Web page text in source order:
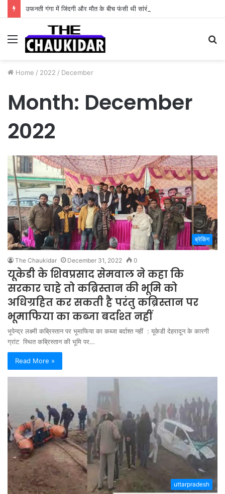
Menu
Home / 2022 / December
Month: December
2022
ब्रेकिंग
The Chaukidar December 31, 2022 0
यूकेडी के शिवप्रसाद सेमवाल ने कहा कि
सरकार चाहे तो कब्रिस्तान की भूमि को
अधिग्रहित कर सकती है परंतु कब्रिस्तान पर
भूमाफिया का कब्जा बर्दाश्त नहीं
भूपेन्द्र लक्ष्मी कब्रिस्तान पर भूमाफिया का कब्जा बर्दाश्त नहीं : यूकेडी देहरादून के कारगी
ग्रांट स्थित कब्रिस्तान की भूमि पर…
Read More »
uttarpradesh